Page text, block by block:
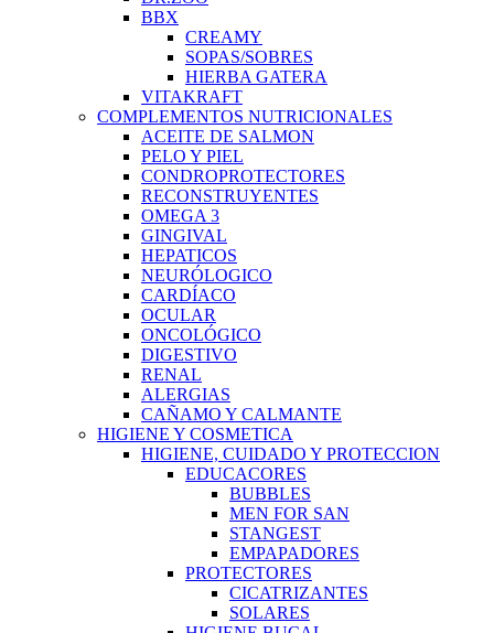
BBX
CREAMY
SOPAS/SOBRES
HIERBA GATERA
VITAKRAFT
COMPLEMENTOS NUTRICIONALES
ACEITE DE SALMON
PELO Y PIEL
CONDROPROTECTORES
RECONSTRUYENTES
OMEGA 3
GINGIVAL
HEPATICOS
NEURÓLOGICO
CARDÍACO
OCULAR
ONCOLÓGICO
DIGESTIVO
RENAL
ALERGIAS
CAÑAMO Y CALMANTE
HIGIENE Y COSMETICA
HIGIENE, CUIDADO Y PROTECCION
EDUCACORES
BUBBLES
MEN FOR SAN
STANGEST
EMPAPADORES
PROTECTORES
CICATRIZANTES
SOLARES